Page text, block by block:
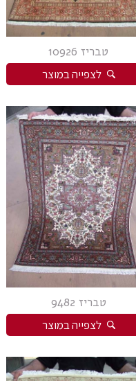
טבריז 10926
לצפייה במוצר
טבריז 9482
לצפייה במוצר